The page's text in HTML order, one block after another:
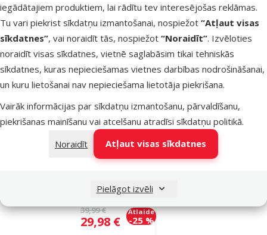
iegādātajiem produktiem, lai rādītu tev interesējošas reklāmas.
Tu vari piekrist sīkdatņu izmantošanai, nospiežot “Atļaut visas
sīkdatnes”, vai noraidīt tās, nospiežot “Noraidīt”. Izvēloties
noraidīt visas sīkdatnes, vietnē saglabāsim tikai tehniskās
sīkdatnes, kuras nepieciešamas vietnes darbības nodrošināšanai,
un kuru lietošanai nav nepieciešama lietotāja piekrišana.
Vairāk informācijas par sīkdatņu izmantošanu, pārvaldīšanu,
piekrišanas mainīšanu vai atcelšanu atradīsi sīkdatņu politikā.
Noraidīt
Atļaut visas sīkdatnes
Pielāgot izvēli
Oriģinālā cena
64,99 €
Cena
39,98 €
Atlaide
-38 %
Noliktavā
Bezmaksas
piegāde
Pievienot grozam
Mugursoma dz­
īvniekiem -
Trixie Dan, 34 x
grey
Atsauksmes 0%
Oriģinālā cena
39,99 €
Cena
29,98 €
Atlaide
-25 %